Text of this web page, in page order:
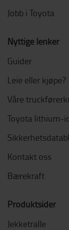
Jobb i Toyota
Nyttige lenker
Guider
Leie eller kjøpe?
Våre
Toyota lithium-
Kontakt oss
Bærekraft
Produktsider
Jekketralle